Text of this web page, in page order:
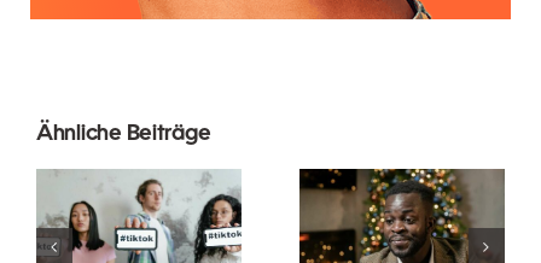
Ähnliche Beiträge
Die besten
Video-
Wie man
Follower auf
LinkedIn